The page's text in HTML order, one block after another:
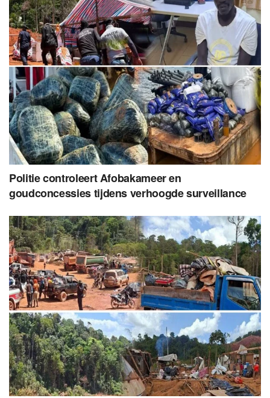
Politie controleert Afobakameer en
goudconcessies tijdens verhoogde surveillance